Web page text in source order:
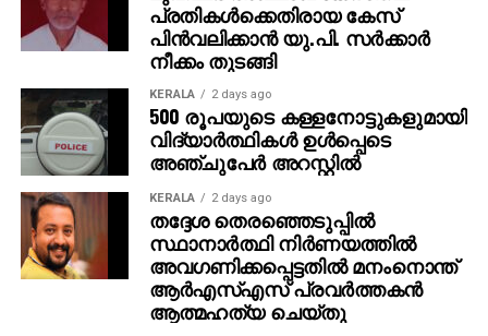
പ്രതികള്‍ക്കെതിരായ കേസ്
പിന്‍വലിക്കാന്‍ യു.പി. സര്‍ക്കാര്‍
നീക്കം തുടങ്ങി
KERALA 2 days ago
500 രൂപയുടെ കള്ളനോട്ടുകളുമായി
വിദ്യാര്‍ത്ഥികള്‍ ഉള്‍പ്പെടെ
അഞ്ചുപേര്‍ അറസ്റ്റില്‍
KERALA 2 days ago
തദ്ദേശ തെരഞ്ഞെടുപ്പില്‍
സ്ഥാനാര്‍ത്ഥി നിര്‍ണയത്തില്‍
അവഗണിക്കപ്പെട്ടതില്‍ മനംനൊന്ത്
ആര്‍എസ്എസ് പ്രവര്‍ത്തകന്‍
ആത്മഹത്യ ചെയ്തു